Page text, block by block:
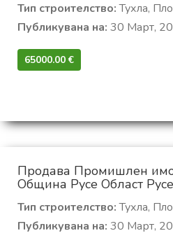
Тип строителство:Тухла,
Публикувана на: 30 Март,
65000.00 €‎
Продава Промишлен
Община Русе Област
Тип строителство:Тухла,
Публикувана на: 30 Март,